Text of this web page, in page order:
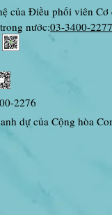
của Điều phối viên Cơ
nước:03-3400-2277
2276
dự của Cộng hòa